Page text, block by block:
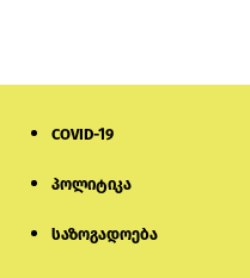
COVID-19
პოლიტიკა
საზოგადოება